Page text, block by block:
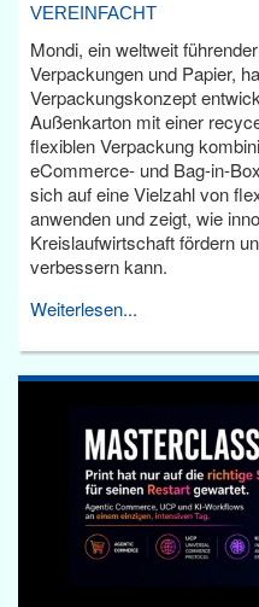
VEREINFACHT
Mondi, ein weltweit
Verpackungen und Papier,
Verpackungskonzept
Außenkarton mit einer
flexiblen Verpackung
eCommerce- und Bag-in-
sich auf eine Vielzahl von
anwenden und zeigt, wie
Kreislaufwirtschaft fördern
verbessern kann.
Weiterlesen...